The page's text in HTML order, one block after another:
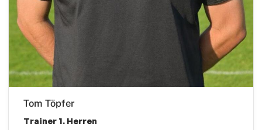
Tom Töpfer
Trainer 1. Herren